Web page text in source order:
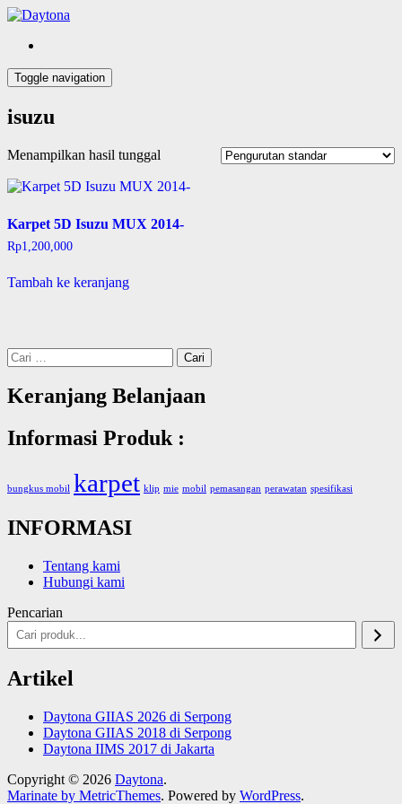
Skip
content
Open
Daytona
Daytona Variasi Mobil
Toggle navigation
isuzu
Menampilkan hasil tunggal
Karpet 5D Isuzu MUX 2014-
Rp1,200,000
Tambah ke keranjang
Cari
untuk:
Keranjang Belanjaan
Informasi Produk :
bungkus mobil karpet klip mie mobil pemasangan perawatan spesifikasi
INFORMASI
Tentang kami
Hubungi kami
Pencarian
Artikel
Daytona GIIAS 2026 di Serpong
Daytona GIIAS 2018 di Serpong
Daytona IIMS 2017 di Jakarta
Copyright © 2026 Daytona.
Marinate by MetricThemes. Powered by WordPress.